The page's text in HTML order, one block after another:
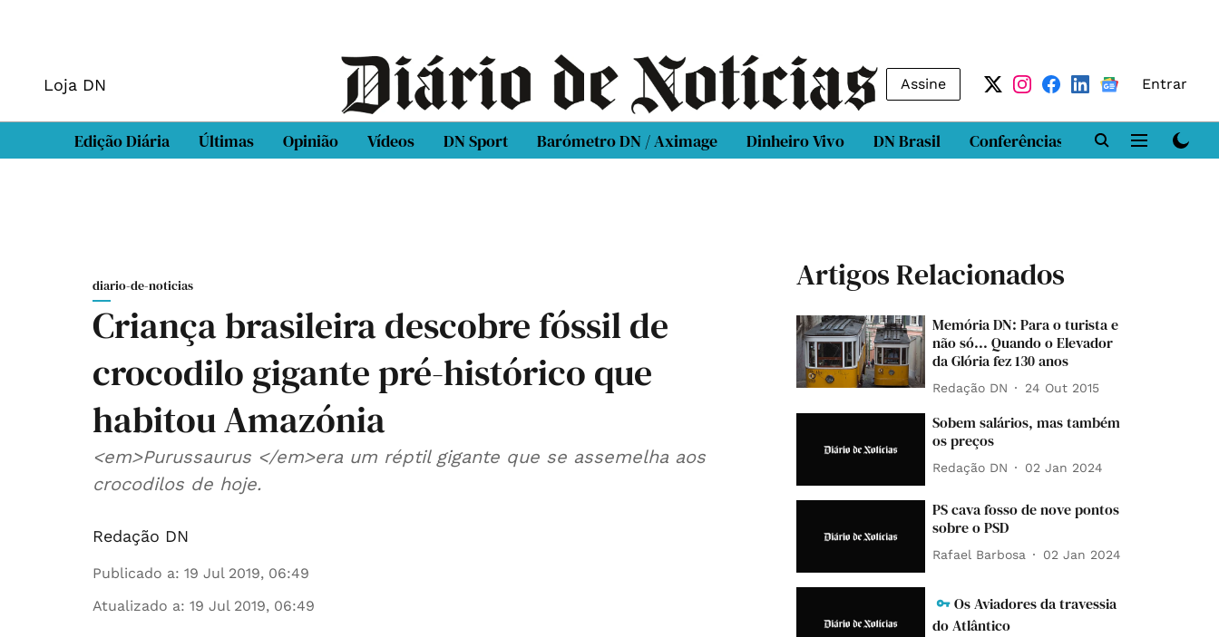
Loja DN Assine Entrar
Edição Diária Últimas Opinião Vídeos DN Sport Barómetro DN / Aximage Dinheiro Vivo DN Brasil Conferências DN LAB
diario-de-noticias
Criança brasileira descobre fóssil de
crocodilo gigante pré-histórico que
habitou Amazónia
<em>Purussaurus </em>era um réptil gigante que se assemelha aos
crocodilos de hoje.
Redação DN
Publicado a: 19 Jul 2019, 06:49
Atualizado a: 19 Jul 2019, 06:49
Artigos Relacionados
Memória DN: Para o turista e
não só... Quando o Elevador
da Glória fez 130 anos
Redação DN 24 Out 2015
Sobem salários, mas também
os preços
Redação DN 02 Jan 2024
PS cava fosso de nove pontos
sobre o PSD
Rafael Barbosa 02 Jan 2024
Os Aviadores da travessia
do Atlântico